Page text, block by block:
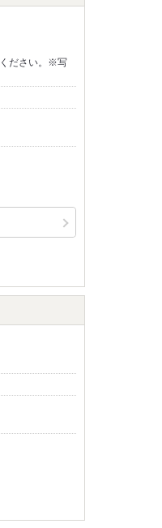
ださい。※写